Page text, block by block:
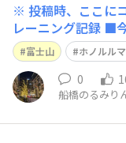
※ 投稿時、ここにコメ
レーニング記録 ■今日は何をした？ 最高のらん日和 少し
でも前に進もうと頑張りました ■
なのでイーブンに練習 ■ひとこと！ 練習ホーム
思ったのにすっか
富士山 ホノルル
0
船橋のるみり